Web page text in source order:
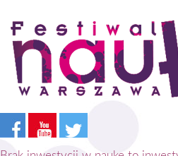
Przejdź
treści